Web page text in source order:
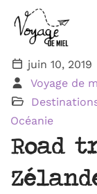
juin 10, 2019
Voyage de
Océanie
Road